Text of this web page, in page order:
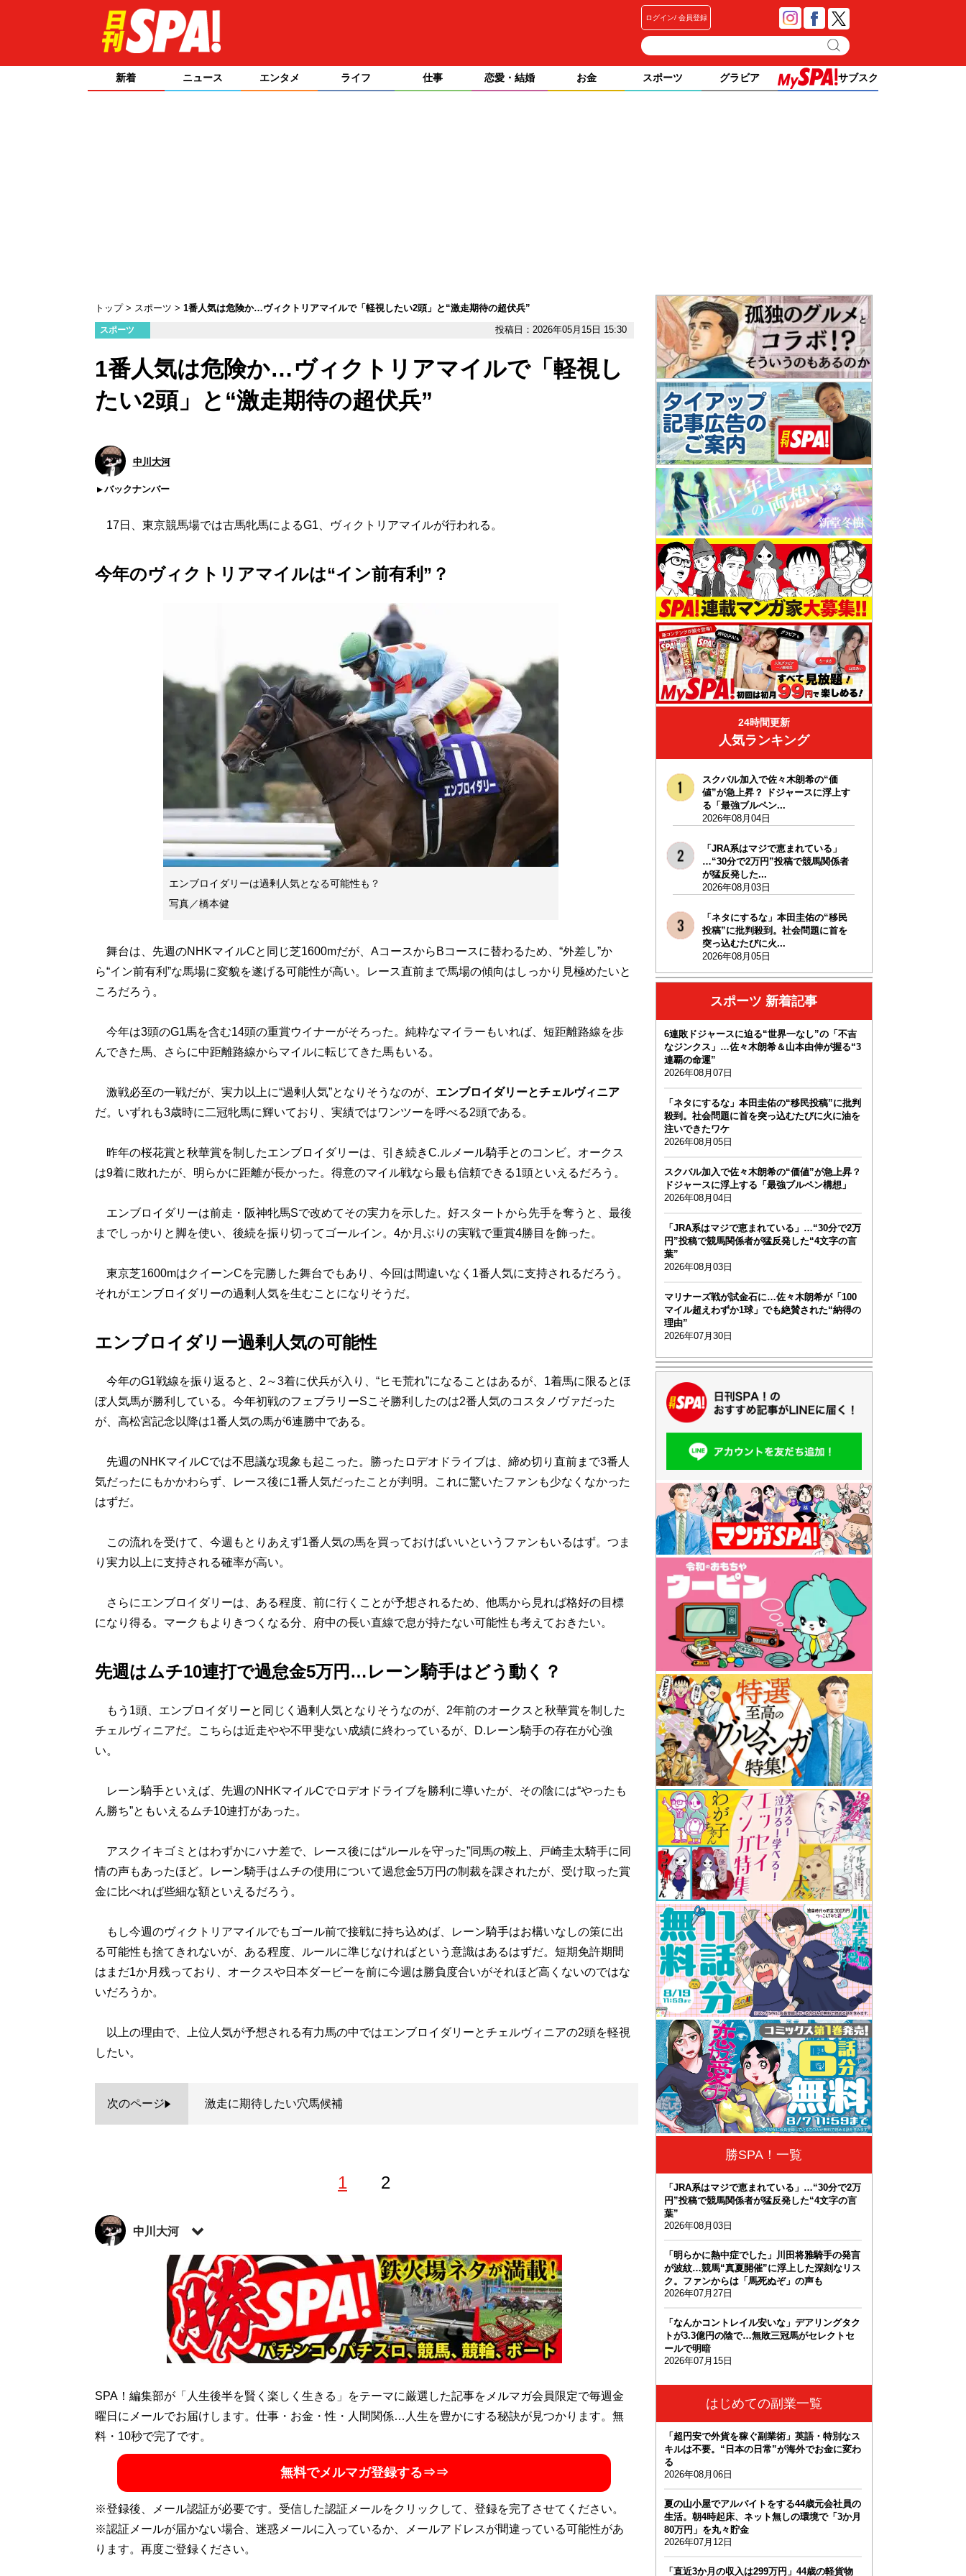
ログイン 会員登録
新着 ニュース エンタメ ライフ 仕事 恋愛・結婚 お金 スポーツ グラビア サブスク
トップ スポーツ 1番人気は危険か…ヴィクトリアマイルで「軽視したい2頭」と“激走期待の超伏兵”
スポーツ 投稿日：2026年05月15日 15:30
1番人気は危険か…ヴィクトリアマイルで「軽視し
たい2頭」と“激走期待の超伏兵”
中川大河
バックナンバー
17日、東京競馬場では古馬牝馬によるG1、ヴィクトリアマイルが行われる。
今年のヴィクトリアマイルは“イン前有利”？
エンブロイダリーは過剰人気となる可能性も？
写真／橋本健
舞台は、先週のNHKマイルCと同じ芝1600mだが、AコースからBコースに替わるため、“外差し”か
ら“イン前有利”な馬場に変貌を遂げる可能性が高い。レース直前まで馬場の傾向はしっかり見極めたいと
ころだろう。
今年は3頭のG1馬を含む14頭の重賞ウイナーがそろった。純粋なマイラーもいれば、短距離路線を歩
んできた馬、さらに中距離路線からマイルに転じてきた馬もいる。
激戦必至の一戦だが、実力以上に“過剰人気”となりそうなのが、 エンブロイダリーとチェルヴィニア
だ。いずれも3歳時に二冠牝馬に輝いており、実績ではワンツーを呼べる2頭である。
昨年の桜花賞と秋華賞を制したエンブロイダリーは、引き続きC.ルメール騎手とのコンビ。オークス
は9着に敗れたが、明らかに距離が長かった。得意のマイル戦なら最も信頼できる1頭といえるだろう。
エンブロイダリーは前走・阪神牝馬Sで改めてその実力を示した。好スタートから先手を奪うと、最後
までしっかりと脚を使い、後続を振り切ってゴールイン。4か月ぶりの実戦で重賞4勝目を飾った。
東京芝1600mはクイーンCを完勝した舞台でもあり、今回は間違いなく1番人気に支持されるだろう。
それがエンブロイダリーの過剰人気を生むことになりそうだ。
エンブロイダリー過剰人気の可能性
今年のG1戦線を振り返ると、2～3着に伏兵が入り、“ヒモ荒れ”になることはあるが、1着馬に限るとほ
ぼ人気馬が勝利している。今年初戦のフェブラリーSこそ勝利したのは2番人気のコスタノヴァだった
が、高松宮記念以降は1番人気の馬が6連勝中である。
先週のNHKマイルCでは不思議な現象も起こった。勝ったロデオドライブは、締め切り直前まで3番人
気だったにもかかわらず、レース後に1番人気だったことが判明。これに驚いたファンも少なくなかった
はずだ。
この流れを受けて、今週もとりあえず1番人気の馬を買っておけばいいというファンもいるはず。つま
り実力以上に支持される確率が高い。
さらにエンブロイダリーは、ある程度、前に行くことが予想されるため、他馬から見れば格好の目標
になり得る。マークもよりきつくなる分、府中の長い直線で息が持たない可能性も考えておきたい。
先週はムチ10連打で過怠金5万円…レーン騎手はどう動く？
もう1頭、エンブロイダリーと同じく過剰人気となりそうなのが、2年前のオークスと秋華賞を制した
チェルヴィニアだ。こちらは近走やや不甲斐ない成績に終わっているが、D.レーン騎手の存在が心強
い。
レーン騎手といえば、先週のNHKマイルCでロデオドライブを勝利に導いたが、その陰には“やったも
ん勝ち”ともいえるムチ10連打があった。
アスクイキゴミとはわずかにハナ差で、レース後には“ルールを守った”同馬の鞍上、戸崎圭太騎手に同
情の声もあったほど。レーン騎手はムチの使用について過怠金5万円の制裁を課されたが、受け取った賞
金に比べれば些細な額といえるだろう。
もし今週のヴィクトリアマイルでもゴール前で接戦に持ち込めば、レーン騎手はお構いなしの策に出
る可能性も捨てきれないが、ある程度、ルールに準じなければという意識はあるはずだ。短期免許期間
はまだ1か月残っており、オークスや日本ダービーを前に今週は勝負度合いがそれほど高くないのではな
いだろうか。
以上の理由で、上位人気が予想される有力馬の中ではエンブロイダリーとチェルヴィニアの2頭を軽視
したい。
次のページ 激走に期待したい穴馬候補
1 2
中川大河
競馬歴30年以上の競馬ライター。競馬ブーム真っただ中の1990年代前半に競馬に出会う。ダビスタの影
響で血統好きだが、最近は追い切りとパドックを重視。競馬情報サイト「GJ」にて、過去に400本ほど
の記事を執筆。
SPA！編集部が「人生後半を賢く楽しく生きる」をテーマに厳選した記事をメルマガ会員限定で毎週金
曜日にメールでお届けします。仕事・お金・性・人間関係…人生を豊かにする秘訣が見つかります。無
料・10秒で完了です。
無料でメルマガ登録する⇒⇒
※登録後、メール認証が必要です。受信した認証メールをクリックして、登録を完了させてください。
※認証メールが届かない場合、迷惑メールに入っているか、メールアドレスが間違っている可能性があ
ります。再度ご登録ください。
24時間更新
人気ランキング
スクバル加入で佐々木朗希の“価
値”が急上昇？ ドジャースに浮上す
る「最強ブルペン...
2026年08月04日
「JRA系はマジで恵まれている」
…“30分で2万円”投稿で競馬関係者
が猛反発した...
2026年08月03日
「ネタにするな」本田圭佑の“移民
投稿”に批判殺到。社会問題に首を
突っ込むたびに火...
2026年08月05日
スポーツ 新着記事
6連敗ドジャースに迫る“世界一なし”の「不吉
なジンクス」…佐々木朗希＆山本由伸が握る“3
連覇の命運”
2026年08月07日
「ネタにするな」本田圭佑の“移民投稿”に批判
殺到。社会問題に首を突っ込むたびに火に油を
注いできたワケ
2026年08月05日
スクバル加入で佐々木朗希の“価値”が急上昇？
ドジャースに浮上する「最強ブルペン構想」
2026年08月04日
「JRA系はマジで恵まれている」…“30分で2万
円”投稿で競馬関係者が猛反発した“4文字の言
葉”
2026年08月03日
マリナーズ戦が試金石に…佐々木朗希が「100
マイル超えわずか1球」でも絶賛された“納得の
理由”
2026年07月30日
勝SPA！一覧
「JRA系はマジで恵まれている」…“30分で2万
円”投稿で競馬関係者が猛反発した“4文字の言
葉”
2026年08月03日
「明らかに熱中症でした」川田将雅騎手の発言
が波紋…競馬“真夏開催”に浮上した深刻なリス
ク。ファンからは「馬死ぬぞ」の声も
2026年07月27日
「なんかコントレイル安いな」デアリングタク
トが3.3億円の陰で…無敗三冠馬がセレクトセ
ールで明暗
2026年07月15日
はじめての副業一覧
「超円安で外貨を稼ぐ副業術」英語・特別なス
キルは不要。“日本の日常”が海外でお金に変わ
る
2026年08月06日
夏の山小屋でアルバイトをする44歳元会社員の
生活。朝4時起床、ネット無しの環境で「3か月
80万円」を丸々貯金
2026年07月12日
「直近3か月の収入は299万円」44歳の軽貨物